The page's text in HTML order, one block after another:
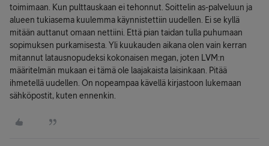
toimimaan. Kun pulttauskaan ei tehonnut. Soittelin as-palveluun ja
alueen tukiasema kuulemma käynnistettiin uudellen. Ei se kyllä
mitään auttanut omaan nettiini. Että pian taidan tulla puhumaan
sopimuksen purkamisesta. Yli kuukauden aikana olen vain kerran
mitannut latausnopudeksi kokonaisen megan, joten LVM:n
määritelmän mukaan ei tämä ole laajakaista laisinkaan. Pitää
ihmetellä uudellen. On nopeampaa kävellä kirjastoon lukemaan
sähköpostit, kuten ennenkin.